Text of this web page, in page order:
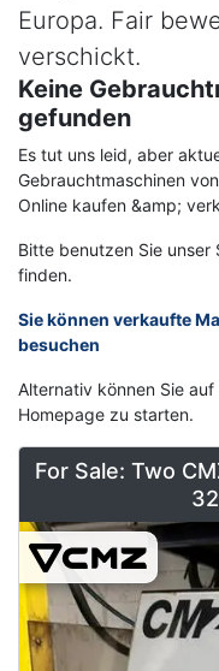
Europa. Fair
verschickt.
Keine
gefunden
Es tut uns leid, aber
Gebrauchtmaschinen
Online kaufen &amp;
Bitte benutzen Sie unser
finden.
Sie können verkaufte
besuchen
Alternativ können Sie
Homepage zu starten.
For Sale: Two